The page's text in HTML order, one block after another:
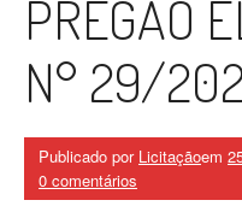
PREGÃO
N° 29/
Publicado por Licitaçãoem
0 comentários